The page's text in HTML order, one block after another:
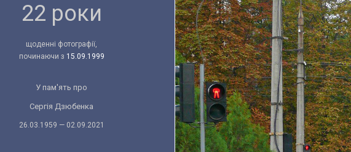
22 роки
щоденні фотографії,
починаючи з 15.09.1999
У пам'ять про
Сергія Дзюбенка
26.03.1959 — 02.09.2021